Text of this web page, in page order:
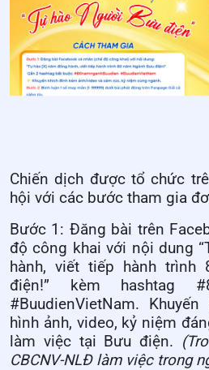
Chiến dịch được tổ chức
hội với các bước tham gia
Bước 1: Đăng bài trên
độ công khai với nội dung
hành, viết tiếp hành trình
điện!” kèm hashtag
#BuudienVietNam.
hình ảnh, video, kỷ niệm
làm việc tại Bưu điện.
CBCNV-NLĐ làm việc trong